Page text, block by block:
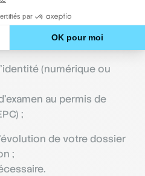
domicile de moins de
(numérique ou
au permis de
;
de votre dossier
;